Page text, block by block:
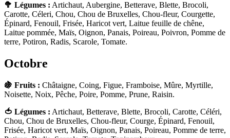
🥦 Légumes : Artichaut, Aubergine, Betterave, Blette, Brocoli,
Carotte, Céleri, Chou, Chou de Bruxelles, Chou-fleur, Courgette,
Épinard, Fenouil, Frisée, Haricot vert, Laitue feuille de chêne,
Laitue pommée, Maïs, Oignon, Panais, Poireau, Poivron, Pomme de
terre, Potiron, Radis, Scarole, Tomate.
Octobre
🍇 Fruits : Châtaigne, Coing, Figue, Framboise, Mûre, Myrtille,
Noisette, Noix, Pêche, Poire, Pomme, Prune, Raisin.
🍅 Légumes : Artichaut, Betterave, Blette, Brocoli, Carotte, Céléri,
Chou, Chou de Bruxelles, Chou-fleur, Courge, Épinard, Fenouil,
Frisée, Haricot vert, Maïs, Oignon, Panais, Poireau, Pomme de terre,